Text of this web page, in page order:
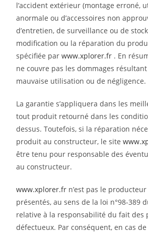
l’accident extérieur (montage erroné,
anormale ou d’accessoires non
d’entretien, de surveillance ou de
modification ou la réparation du
spécifiée parwww.xplorer.fr . En
ne couvre pas les dommages résultant
mauvaise utilisation ou de négligence.
La garantie s’appliquera dans les
tout produit retourné dans les
dessus. Toutefois, si la réparation
produit au constructeur, le site
être tenu pour responsable des
au constructeur.
www.xplorer.fr n’est pas le
présentés, au sens de la loi n°98-389
relative à la responsabilité du fait des
défectueux. Par conséquent, en cas